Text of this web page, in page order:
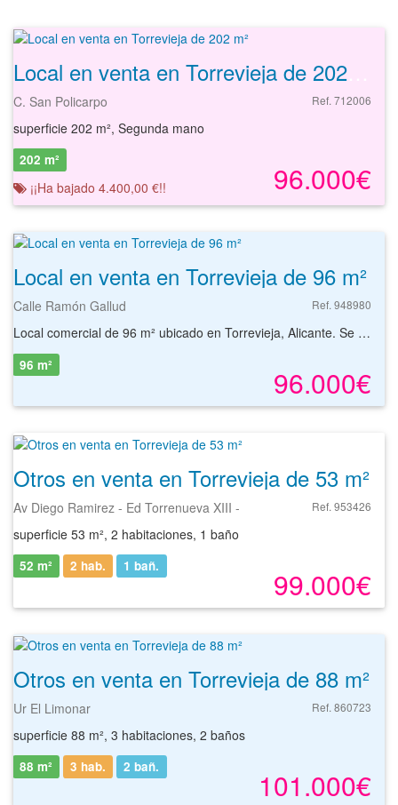
C. San Policarpo Ref. 712006
superficie 202 m², Segunda mano
96.000€
202 m²
¡¡Ha bajado 4.400,00 €!!
Local en venta en Torrevieja de 96 m²
Calle Ramón Gallud Ref. 948980
Local comercial de 96 m² ubicado en Torrevieja, Alicante. Se trata de un local distribuido en varias dependencias, con acceso directo desde la calle, lo que facilita la entrada y salida de clientes y proveedores, ideal para desarrollar cualquier tipo de actividad comercial gracias a su excelente visibilidad y tránsito peatonal. El local se sitúa en el núcleo urbano de Torrevieja, concretamente en la calle Ramón Gallud, una de las arterias principales de la ciudad, conocida por su actividad comercial y cercanía a puntos emblemáticos como el Paseo Marítimo Juan Aparicio y la Plaza de la Constitución. Dispone de buenos accesos por carretera, destacando la proximidad a la N-332, que conecta rápidamente con las principales salidas hacia la AP-7 y otras localidades de la Costa Blanca. En cuanto a comunicaciones públicas, la zona cuenta con varias líneas de autobús urbano (como las líneas A y B), con paradas próximas que enlazan con diferentes barrios de Torrevieja y el Hospital Universitario. Además, la estación de autobuses de Torrevieja se encuentra a menos de 10 minutos a pie, ofreciendo conexiones interurbanas con Alicante, Murcia y otras ciudades cercanas. El aeropuerto internacional de Alicante-Elche se sitúa a unos 45 minutos en coche, facilitando la movilidad nacional e internacional. En el entorno inmediato del local encontramos una amplia oferta de servicios: supermercados, restaurantes, cafeterías, farmacias, centros educativos, oficinas bancarias y una variada oferta de comercios minoristas. Destacan la cercanía al Centro de Salud La Loma, el Hospital Universitario de Torrevieja a menos de 10 minutos en coche, así como espacios de ocio como el Centro Comercial Habaneras y el Parque de las Naciones. La playa del Cura, una de las más conocidas de Torrevieja, se encuentra a escasos minutos andando, lo que incrementa el flujo de potenciales clientes durante todo el año. El local presenta un aspecto general versátil y funcional, con una estructura que permite adaptarlo fácilmente a diferentes necesidades comerciales, ya sea para tienda, oficina, despacho profesional o cualquier otro negocio. La fachada a pie de calle y la amplitud de sus estancias proporcionan luminosidad y posibilidades de personalización. Con nuestros servicios podrá encontrar el local comercial que necesita y asegurar su inversión con el mejor de los asesoramientos especializados. Empiece ahora mismo pidiendo más información. Un responsable cercano a usted le atenderá personalmente.
96.000€
96 m²
Otros en venta en Torrevieja de 53 m²
Av Diego Ramirez - Ed Torrenueva XIII - Ref. 953426
superficie 53 m², 2 habitaciones, 1 baño
99.000€
52 m² 2 hab. 1 bañ.
Otros en venta en Torrevieja de 88 m²
Ur El Limonar Ref. 860723
superficie 88 m², 3 habitaciones, 2 baños
101.000€
88 m² 3 hab. 2 bañ.